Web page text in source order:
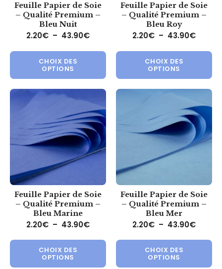
Feuille Papier de Soie
– Qualité Premium –
Bleu Nuit
2.20€ – 43.90€Plage de prix : 2.20€ à 43.90€
CHOIX DES
OPTIONS
Ce produit a plusieurs
Feuille Papier de Soie
– Qualité Premium –
Bleu Roy
2.20€ – 43.90€Plage
CHOIX DES
OPTIONS
Feuille Papier de Soie
– Qualité Premium –
Bleu Marine
2.20€ – 43.90€Plage de prix : 2.20€ à 43.90€
CHOIX DES
OPTIONS
Ce produit a plusieurs
Feuille Papier de Soie
– Qualité Premium –
Bleu Mer
2.20€ – 43.90€Plage
CHOIX DES
OPTIONS